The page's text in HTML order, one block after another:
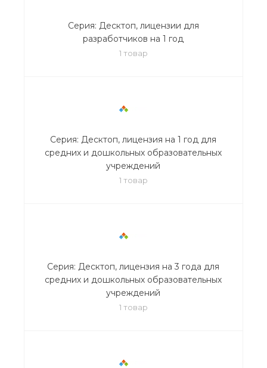
Серия: Десктоп, лицензии для
разработчиков на 1 год
1 товар
Серия: Десктоп, лицензия на 1 год для
средних и дошкольных образовательных
учреждений
1 товар
Серия: Десктоп, лицензия на 3 года для
средних и дошкольных образовательных
учреждений
1 товар